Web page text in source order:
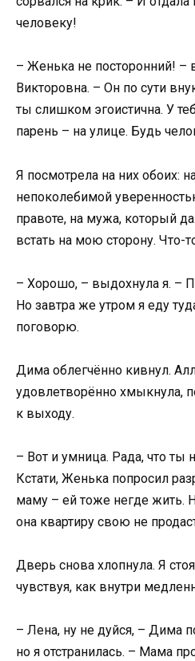
человеку!
– Женька не посторонний! –
Викторовна. – Он по сути
ты слишком эгоистична. У
парень – на улице. Будь
Я посмотрела на них обоих:
непоколебимой
правоте, на мужа, который
встать на мою сторону. Что-
– Хорошо, – выдохнула я. –
Но завтра же утром я еду
поговорю.
Дима облегчённо кивнул.
удовлетворённо хмыкнула,
к выходу.
– Вот и умница. Рада, что ты
Кстати, Женька попросил
маму – ей тоже негде жить.
она квартиру свою не
Дверь снова хлопнула. Я
чувствуя, как внутри
– Лена, ну не дуйся, – Дима
но я отстранилась. – Мама